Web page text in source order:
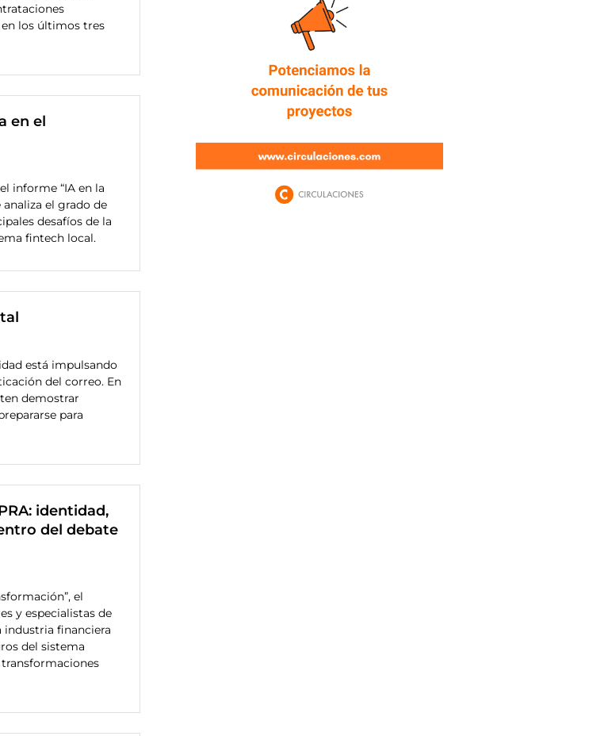
los últimos tres
en el
informe “IA en la
el grado de
desafíos de la
fintech local.
está impulsando
del correo. En
demostrar
para
identidad,
del debate
el
y especialistas de
industria financiera
del sistema